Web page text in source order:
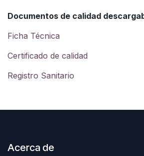
Documentos de calidad
Ficha Técnica
Certificado de calidad
Registro Sanitario
Acerca de